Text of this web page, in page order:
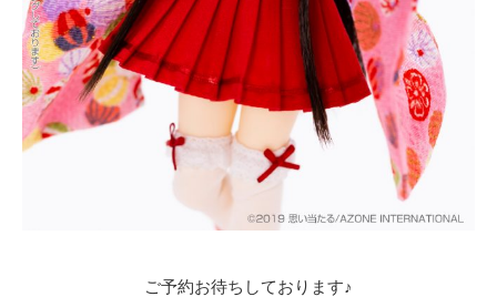
ご予約お待ちしております♪